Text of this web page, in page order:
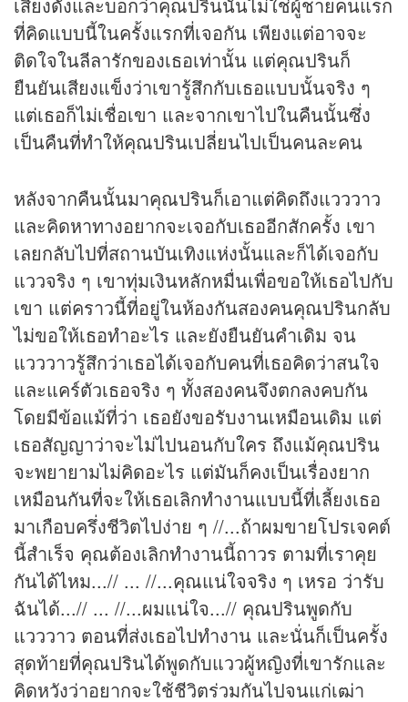
ที่คิดแบบนี้ในครั้งแรกที่เจอกัน เพียงแต่อาจจะ
ติดใจในลีลารักของเธอเท่านั้น แต่คุณปรินก็
ยืนยันเสียงแข็งว่าเขารู้สึกกับเธอแบบนั้นจริง ๆ
แต่เธอก็ไม่เชื่อเขา และจากเขาไปในคืนนั้นซึ่ง
เป็นคืนที่ทำให้คุณปรินเปลี่ยนไปเป็นคนละคน
หลังจากคืนนั้นมาคุณปรินก็เอาแต่คิดถึงแวววาว
และคิดหาทางอยากจะเจอกับเธออีกสักครั้ง เขา
เลยกลับไปที่สถานบันเทิงแห่งนั้นและก็ได้เจอกับ
แววจริง ๆ เขาทุ่มเงินหลักหมื่นเพื่อขอให้เธอไปกับ
เขา แต่คราวนี้ที่อยู่ในห้องกันสองคนคุณปรินกลับ
ไม่ขอให้เธอทำอะไร และยังยืนยันคำเดิม จน
แวววาวรู้สึกว่าเธอได้เจอกับคนที่เธอคิดว่าสนใจ
และแคร์ตัวเธอจริง ๆ ทั้งสองคนจึงตกลงคบกัน
โดยมีข้อแม้ที่ว่า เธอยังขอรับงานเหมือนเดิม แต่
เธอสัญญาว่าจะไม่ไปนอนกับใคร ถึงแม้คุณปริน
จะพยายามไม่คิดอะไร แต่มันก็คงเป็นเรื่องยาก
เหมือนกันที่จะให้เธอเลิกทำงานแบบนี้ที่เลี้ยงเธอ
มาเกือบครึ่งชีวิตไปง่าย ๆ //...ถ้าผมขายโปรเจคต์
นี้สำเร็จ คุณต้องเลิกทำงานนี้ถาวร ตามที่เราคุย
กันได้ไหม...// ... //...คุณแน่ใจจริง ๆ เหรอ ว่ารับ
ฉันได้...// ... //...ผมแน่ใจ...// คุณปรินพูดกับ
แวววาว ตอนที่ส่งเธอไปทำงาน และนั่นก็เป็นครั้ง
สุดท้ายที่คุณปรินได้พูดกับแววผู้หญิงที่เขารักและ
คิดหวังว่าอยากจะใช้ชีวิตร่วมกันไปจนแก่เฒ่า